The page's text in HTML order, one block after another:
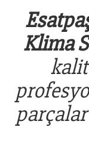
Klima